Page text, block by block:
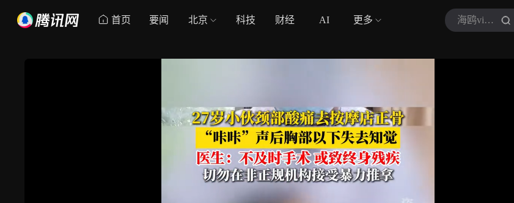
首页 要闻 北京 科技 财经 AI 更多 海鸥video